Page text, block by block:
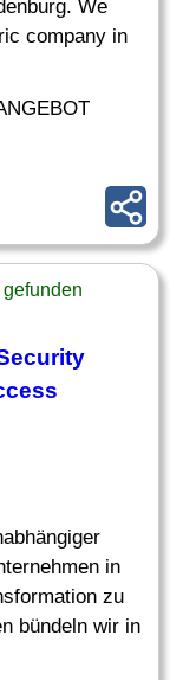
We
company in
in
zu
bündeln wir in